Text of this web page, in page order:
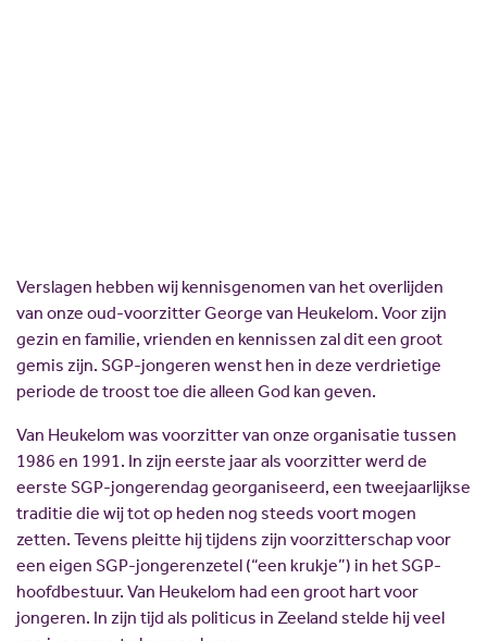
Verslagen hebben wij kennisgenomen van het overlijden
van onze oud-voorzitter George van Heukelom. Voor zijn
gezin en familie, vrienden en kennissen zal dit een groot
gemis zijn. SGP-jongeren wenst hen in deze verdrietige
periode de troost toe die alleen God kan geven.
Van Heukelom was voorzitter van onze organisatie tussen
1986 en 1991. In zijn eerste jaar als voorzitter werd de
eerste SGP-jongerendag georganiseerd, een tweejaarlijkse
traditie die wij tot op heden nog steeds voort mogen
zetten. Tevens pleitte hij tijdens zijn voorzitterschap voor
een eigen SGP-jongerenzetel (“een krukje”) in het SGP-
hoofdbestuur. Van Heukelom had een groot hart voor
jongeren. In zijn tijd als politicus in Zeeland stelde hij veel